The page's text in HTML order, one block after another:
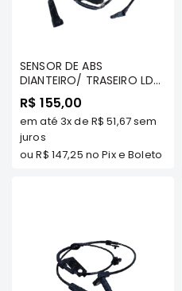
Airtrek
SENSOR DE ABS
DIANTEIRO/ TRASEIRO LD
(ESMAGADINHO) -
OUTLANDER/ ASX/ LANCER
2011/...- MILTPARTS -
4670A582 MT
R$ 155,00
em até 3xde R$ 51,67sem
juros
ouR$ 147,25 no Pix e Boleto